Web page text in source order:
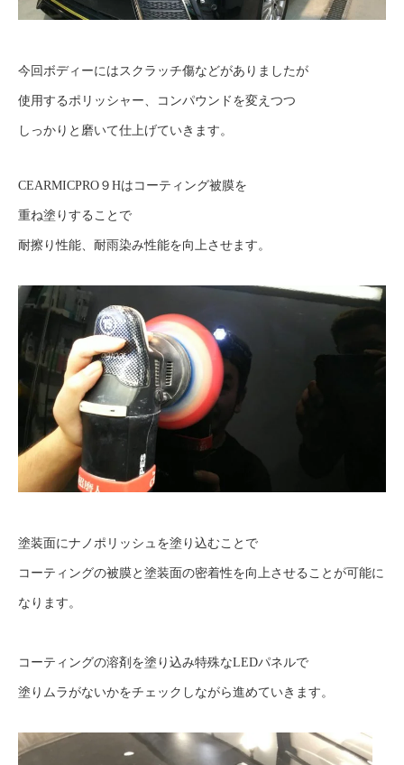
今回ボディーにはスクラッチ傷などがありましたが
使用するポリッシャー、コンパウンドを変えつつ
しっかりと磨いて仕上げていきます。
CEARMICPRO９Hはコーティング被膜を
重ね塗りすることで
耐擦り性能、耐雨染み性能を向上させます。
塗装面にナノポリッシュを塗り込むことで
コーティングの被膜と塗装面の密着性を向上させることが可能に
なります。
コーティングの溶剤を塗り込み特殊なLEDパネルで
塗りムラがないかをチェックしながら進めていきます。